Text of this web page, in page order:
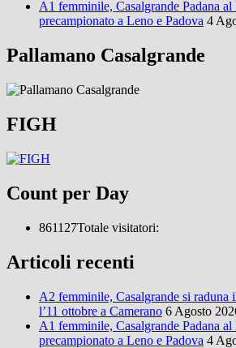
A1 femminile, Casalgrande Padana
precampionato a Leno e Padova 4
Pallamano Casalgrande
FIGH
Count per Day
861127Totale visitatori:
Articoli recenti
A2 femminile, Casalgrande si raduna
l’11 ottobre a Camerano 6 Agosto
A1 femminile, Casalgrande Padana
precampionato a Leno e Padova 4